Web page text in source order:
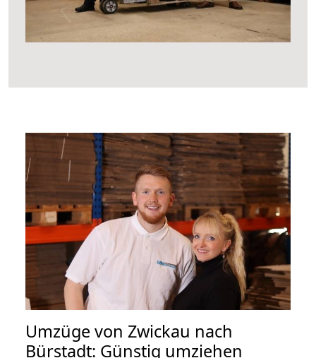
Umzüge von Zwickau nach
Bürstadt: Günstig umziehen